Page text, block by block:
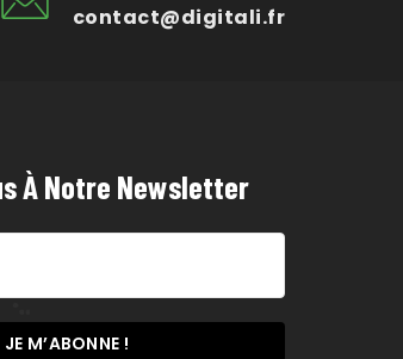
contact@digitali.fr
À Notre Newsletter